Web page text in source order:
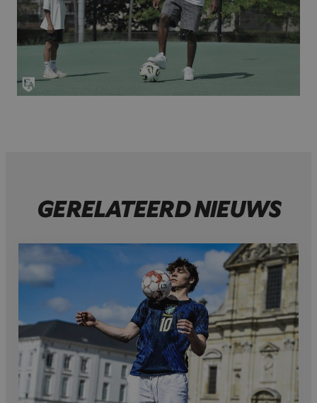
GERELATEERD NIEUWS